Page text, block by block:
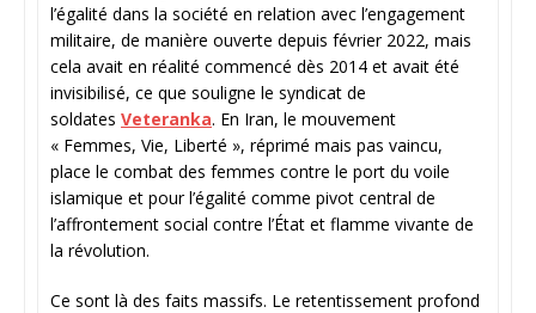
l’égalité dans la société en relation avec l’engagement
militaire, de manière ouverte depuis février 2022, mais
cela avait en réalité commencé dès 2014 et avait été
invisibilisé, ce que souligne le syndicat de
soldates Veteranka. En Iran, le mouvement
« Femmes, Vie, Liberté », réprimé mais pas vaincu,
place le combat des femmes contre le port du voile
islamique et pour l’égalité comme pivot central de
l’affrontement social contre l’État et flamme vivante de
la révolution.
Ce sont là des faits massifs. Le retentissement profond